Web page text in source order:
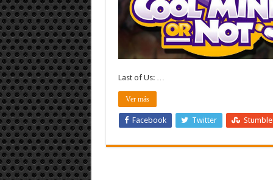
Last of Us: …
Ver más
Facebook Twitter